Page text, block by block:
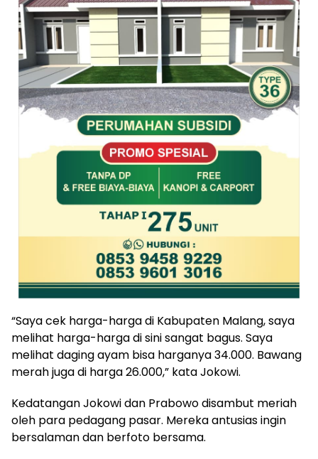
“Saya cek harga-harga di Kabupaten Malang, saya
melihat harga-harga di sini sangat bagus. Saya
melihat daging ayam bisa harganya 34.000. Bawang
merah juga di harga 26.000,” kata Jokowi.
Kedatangan Jokowi dan Prabowo disambut meriah
oleh para pedagang pasar. Mereka antusias ingin
bersalaman dan berfoto bersama.